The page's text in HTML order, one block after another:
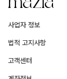
사업자 정보
법적 고지사항
고객센터